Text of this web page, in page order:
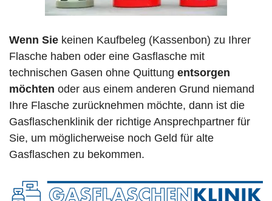
Wenn Sie keinen Kaufbeleg (Kassenbon) zu Ihrer
Flasche haben oder eine Gasflasche mit
technischen Gasen ohne Quittung entsorgen
möchten oder aus einem anderen Grund niemand
Ihre Flasche zurücknehmen möchte, dann ist die
Gasflaschenklinik der richtige Ansprechpartner für
Sie, um möglicherweise noch Geld für alte
Gasflaschen zu bekommen.